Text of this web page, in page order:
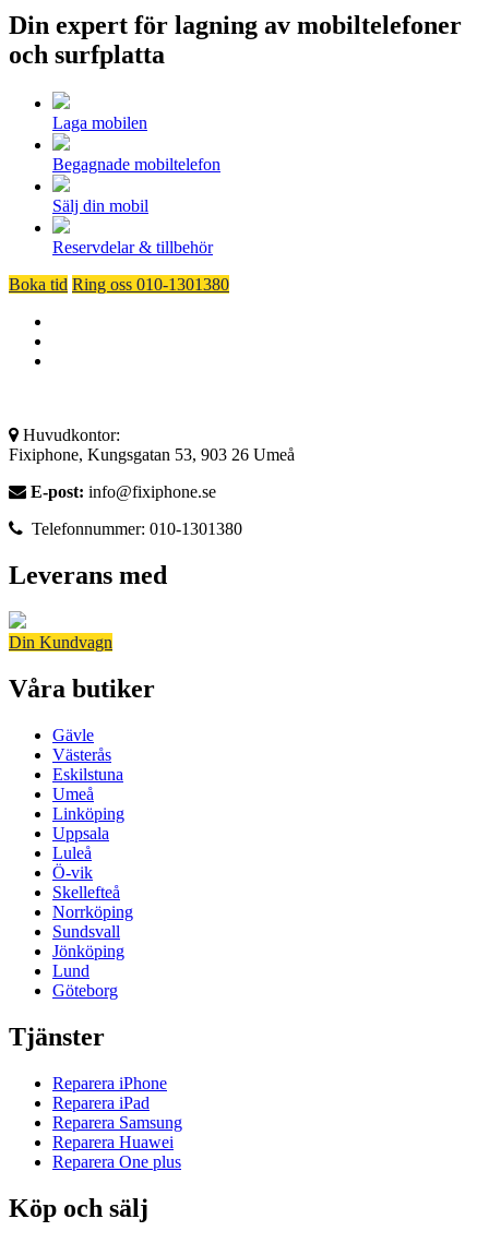
Din expert för lagning av mobiltelefoner
och surfplatta
Laga mobilen
Begagnade mobiltelefon
Sälj din mobil
Reservdelar & tillbehör
Boka tid Ring oss 010-1301380
Huvudkontor:
Fixiphone, Kungsgatan 53, 903 26 Umeå
E-post: info@fixiphone.se
Telefonnummer: 010-1301380
Leverans med
Din Kundvagn
Våra butiker
Gävle
Västerås
Eskilstuna
Umeå
Linköping
Uppsala
Luleå
Ö-vik
Skellefteå
Norrköping
Sundsvall
Jönköping
Lund
Göteborg
Tjänster
Reparera iPhone
Reparera iPad
Reparera Samsung
Reparera Huawei
Reparera One plus
Köp och sälj